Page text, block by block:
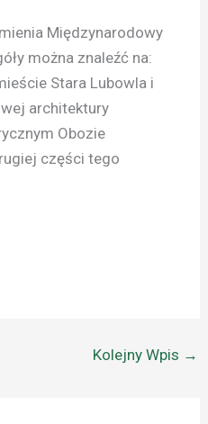
Międzynarodowy
można znaleźć na:
Stara Lubowla i
architektury
Obozie
części tego
Kolejny Wpis →